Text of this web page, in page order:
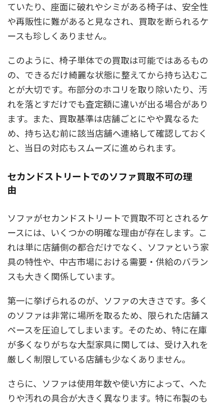
ていたり、座面に破れやシミがある椅子は、安全性
や再販性に難があると見なされ、買取を断られるケ
ースも珍しくありません。
このように、椅子単体での買取は可能ではあるもの
の、できるだけ綺麗な状態に整えてから持ち込むこ
とが大切です。布部分のホコリを取り除いたり、汚
れを落とすだけでも査定額に違いが出る場合があり
ます。また、買取基準は店舗ごとにやや異なるた
め、持ち込む前に該当店舗へ連絡して確認しておく
と、当日の対応もスムーズに進められます。
セカンドストリートでのソファ買取不可の理
由
ソファがセカンドストリートで買取不可とされるケ
ースには、いくつかの明確な理由が存在します。こ
れは単に店舗側の都合だけでなく、ソファという家
具の特性や、中古市場における需要・供給のバラン
スも大きく関係しています。
第一に挙げられるのが、ソファの大きさです。多く
のソファは非常に場所を取るため、限られた店舗ス
ペースを圧迫してしまいます。そのため、特に在庫
が多くなりがちな大型家具に関しては、受け入れを
厳しく制限している店舗も少なくありません。
さらに、ソファは使用年数や使い方によって、へた
りや汚れの具合が大きく異なります。特に布製のも